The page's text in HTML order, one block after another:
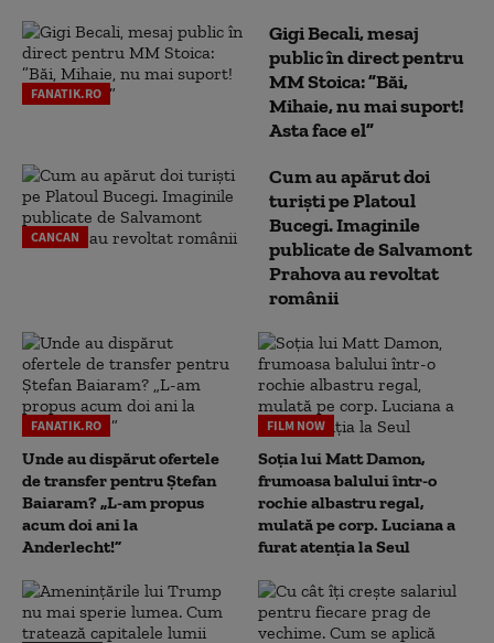
FANATIK.RO
Gigi Becali, mesaj
public în direct pentru
MM Stoica: ”Băi,
Mihaie, nu mai suport!
Asta face el”
CANCAN
Cum au apărut doi
turiști pe Platoul
Bucegi. Imaginile
publicate de Salvamont
Prahova au revoltat
românii
FANATIK.RO
Unde au dispărut ofertele
de transfer pentru Ștefan
Baiaram? „L-am propus
acum doi ani la
Anderlecht!”
FILM NOW
Soția lui Matt Damon,
frumoasa balului într-o
rochie albastru regal,
mulată pe corp. Luciana a
furat atenția la Seul